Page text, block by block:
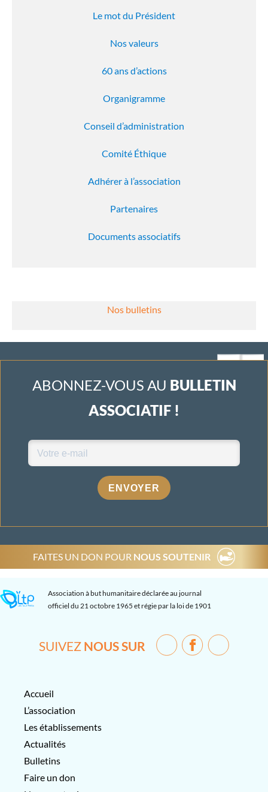
Le mot du Président
Nos valeurs
60 ans d’actions
Organigramme
Conseil d’administration
Comité Éthique
Adhérer à l’association
Partenaires
Documents associatifs
Nos bulletins
ABONNEZ-VOUS AU BULLETIN
ASSOCIATIF !
ENVOYER
FAITES UN DON POUR NOUS SOUTENIR
Association à but humanitaire déclarée au journal
officiel du 21 octobre 1965 et régie par la loi de 1901
SUIVEZ NOUS SUR
Accueil
L’association
Les établissements
Actualités
Bulletins
Faire un don